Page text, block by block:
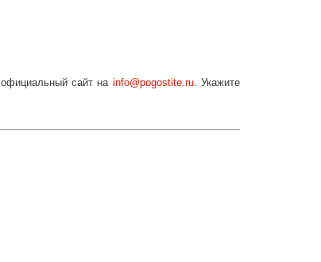
сайт на info@pogostite.ru. Укажите